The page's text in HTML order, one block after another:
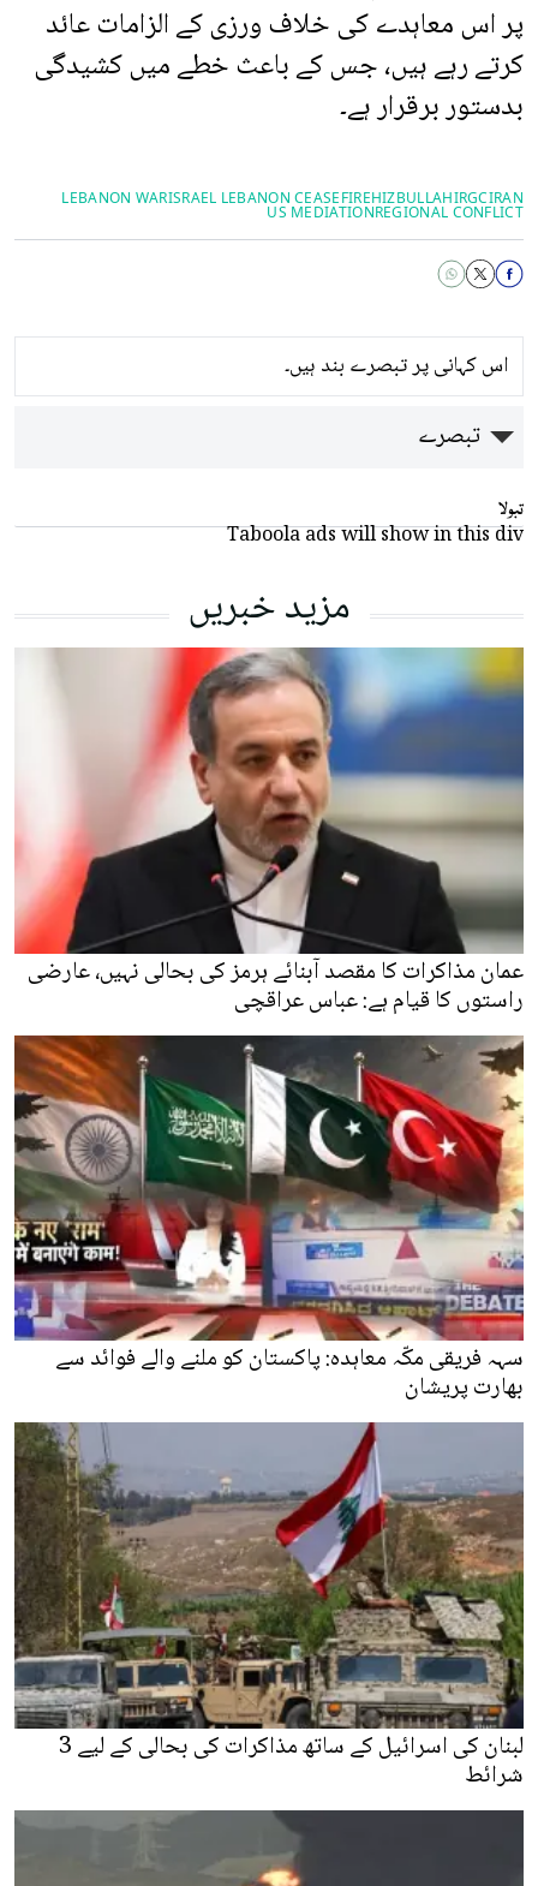
پر اس معاہدے کی خلاف ورزی کے الزامات عائد
کرتے رہے ہیں، جس کے باعث خطے میں کشیدگی
بدستور برقرار ہے۔
IRAN
IRGC
HIZBULLAH
ISRAEL LEBANON CEASEFIRE
LEBANON WAR
REGIONAL CONFLICT
US MEDIATION
اس کہانی پر تبصرے بند ہیں۔
تبصرے
تبولا
Taboola ads will show in this div
مزید خبریں
عمان مذاکرات کا مقصد آبنائے ہرمز کی بحالی نہیں، عارضی
راستوں کا قیام ہے: عباس عراقچی
سہہ فریقی مکّہ معاہدہ: پاکستان کو ملنے والے فوائد سے
بھارت پریشان
لبنان کی اسرائیل کے ساتھ مذاکرات کی بحالی کے لیے 3
شرائط